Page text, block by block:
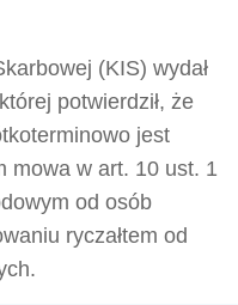
(KIS) wydał
potwierdził, że
jest
mowa w art. 10 ust. 1
od osób
ryczałtem od